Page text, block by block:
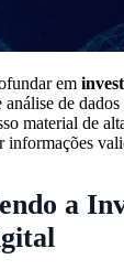
em
de
material de
informações
a